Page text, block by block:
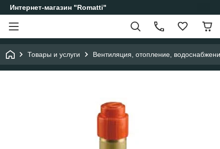
Интернет-магазин "Romatti"
Товары и услуги Вентиляция, отопление,